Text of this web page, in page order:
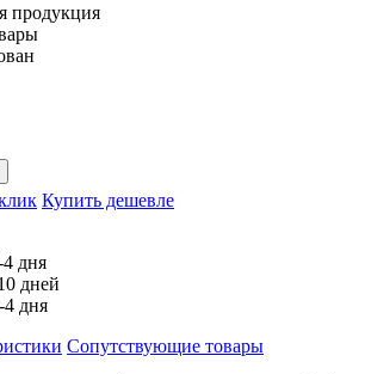
продукция
Купить дешевле
4 дня
дней
4 дня
Cопутствующие товары